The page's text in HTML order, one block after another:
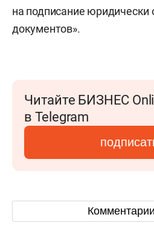
на подписание
документов».
Читайте БИЗНЕС
в Telegram
Комментарии